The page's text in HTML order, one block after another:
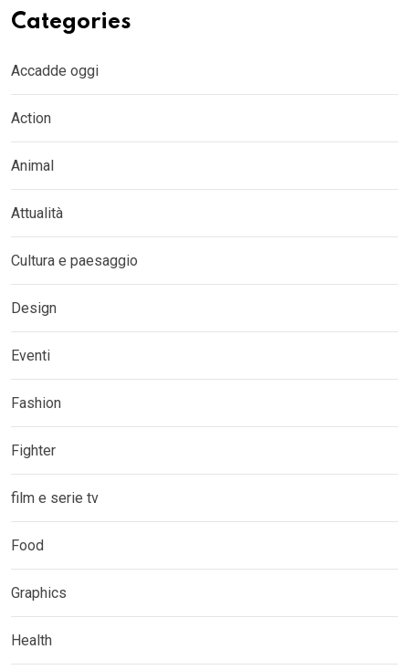
Categories
Accadde oggi
Action
Animal
Attualità
Cultura e paesaggio
Design
Eventi
Fashion
Fighter
film e serie tv
Food
Graphics
Health